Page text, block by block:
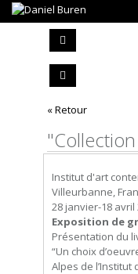
« Retour
Institut d'art
Villeurbanne,
28 janvier-18 avril
Exposition de
Présentation du
“Un choix
Alpes de l’Institut